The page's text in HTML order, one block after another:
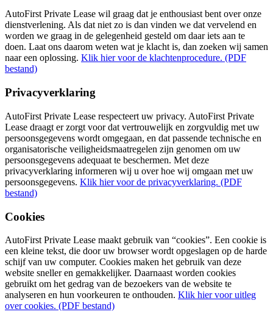
AutoFirst Private Lease wil graag dat je enthousiast bent over onze
dienstverlening. Als dat niet zo is dan vinden we dat vervelend en
worden we graag in de gelegenheid gesteld om daar iets aan te
doen. Laat ons daarom weten wat je klacht is, dan zoeken wij samen
naar een oplossing. Klik hier voor de klachtenprocedure. (PDF
bestand)
Privacyverklaring
AutoFirst Private Lease respecteert uw privacy. AutoFirst Private
Lease draagt er zorgt voor dat vertrouwelijk en zorgvuldig met uw
persoonsgegevens wordt omgegaan, en dat passende technische en
organisatorische veiligheidsmaatregelen zijn genomen om uw
persoonsgegevens adequaat te beschermen. Met deze
privacyverklaring informeren wij u over hoe wij omgaan met uw
persoonsgegevens. Klik hier voor de privacyverklaring. (PDF
bestand)
Cookies
AutoFirst Private Lease maakt gebruik van “cookies”. Een cookie is
een kleine tekst, die door uw browser wordt opgeslagen op de harde
schijf van uw computer. Cookies maken het gebruik van deze
website sneller en gemakkelijker. Daarnaast worden cookies
gebruikt om het gedrag van de bezoekers van de website te
analyseren en hun voorkeuren te onthouden. Klik hier voor uitleg
over cookies. (PDF bestand)